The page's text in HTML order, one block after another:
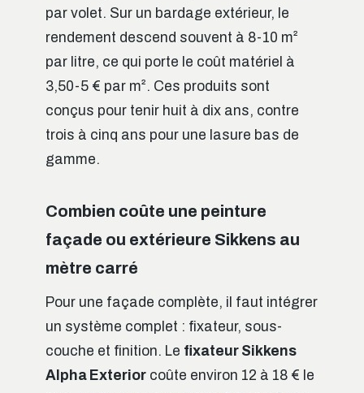
par volet. Sur un bardage extérieur, le
rendement descend souvent à 8-10 m²
par litre, ce qui porte le coût matériel à
3,50-5 € par m². Ces produits sont
conçus pour tenir huit à dix ans, contre
trois à cinq ans pour une lasure bas de
gamme.
Combien coûte une peinture
façade ou extérieure Sikkens au
mètre carré
Pour une façade complète, il faut intégrer
un système complet : fixateur, sous-
couche et finition. Le fixateur Sikkens
Alpha Exterior coûte environ 12 à 18 € le